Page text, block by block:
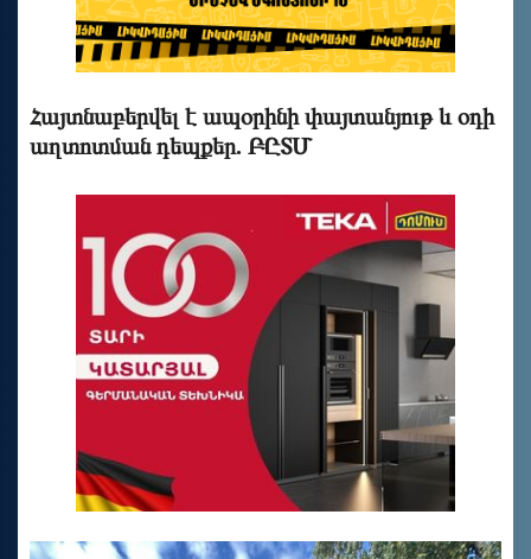
Հայտնաբերվել է ապօրինի փայտանյութ և օդի
աղտոտման դեպքեր. ԲԸՏՄ